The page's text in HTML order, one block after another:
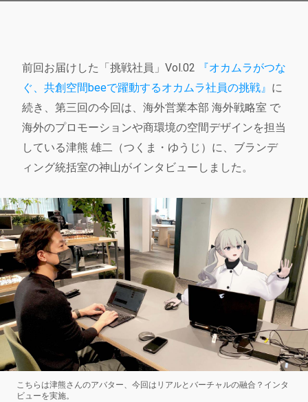
前回お届けした「挑戦社員」Vol.02
『オカムラがつな
ぐ、共創空間beeで躍動するオカムラ社員の挑戦』 に
続き、第三回の今回は、海外営業本部 海外戦略室 で
海外のプロモーションや商環境の空間デザインを担当
している津熊 雄二（つくま・ゆうじ）に、ブランデ
ィング統括室の神山がインタビューしました。
こちらは津熊さんのアバター、今回はリアルとバーチャルの融合？インタ
ビューを実施。